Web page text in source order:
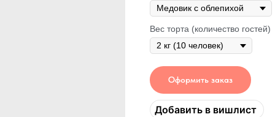
Вес торта (количество гостей)
Оформить заказ
Добавить в вишлист